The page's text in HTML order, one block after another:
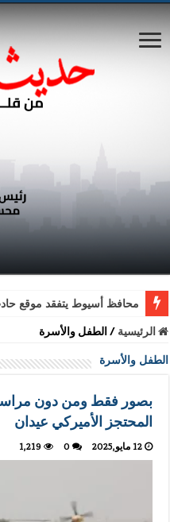
محافظ أسيوط يتفقد موقع
الرئيسية / الطفل والأسرة
الطفل والأسرة
بصور فقط ومن دون
المحتجز الأميركي عيدان
12 مايو,2025 0
1,219